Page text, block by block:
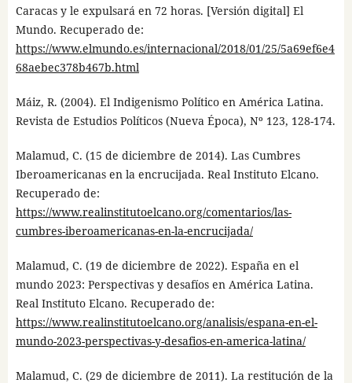
Caracas y le expulsará en 72 horas. [Versión digital] El
Mundo. Recuperado de:
https://www.elmundo.es/internacional/2018/01/25/5a69ef6e4
68aebec378b467b.html
Máiz, R. (2004). El Indigenismo Político en América Latina.
Revista de Estudios Políticos (Nueva Época), Nº 123, 128-174.
Malamud, C. (15 de diciembre de 2014). Las Cumbres
Iberoamericanas en la encrucijada. Real Instituto Elcano.
Recuperado de:
https://www.realinstitutoelcano.org/comentarios/las-
cumbres-iberoamericanas-en-la-encrucijada/
Malamud, C. (19 de diciembre de 2022). España en el
mundo 2023: Perspectivas y desafíos en América Latina.
Real Instituto Elcano. Recuperado de:
https://www.realinstitutoelcano.org/analisis/espana-en-el-
mundo-2023-perspectivas-y-desafios-en-america-latina/
Malamud, C. (29 de diciembre de 2011). La restitución de la